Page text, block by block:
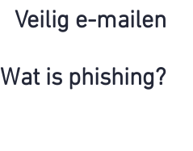
Veilig e-mailen
Wat is phishing?